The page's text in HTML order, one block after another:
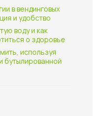
в вендинговых
и удобство
воду и как
о здоровье
используя
бутылированной